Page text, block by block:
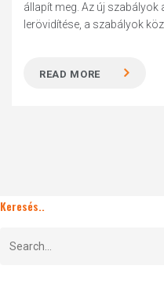
állapít meg. Az új szabályok
lerövidítése, a szabályok
READ MORE
Keresés..